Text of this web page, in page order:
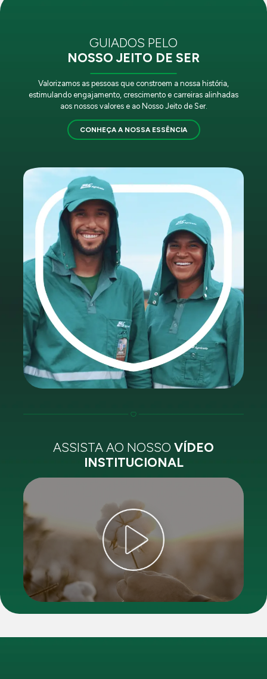
GUIADOS PELO
NOSSO JEITO DE SER
Valorizamos as pessoas que constroem a nossa história,
estimulando engajamento, crescimento e carreiras alinhadas
aos nossos valores e ao Nosso Jeito de Ser.
CONHEÇA A NOSSA ESSÊNCIA
ASSISTA AO NOSSO VÍDEO
INSTITUCIONAL